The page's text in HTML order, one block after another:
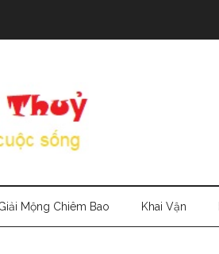
Mộng Chiêm Bao Khai Vận